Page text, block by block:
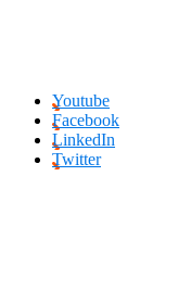
Youtube
Facebook
LinkedIn
Twitter